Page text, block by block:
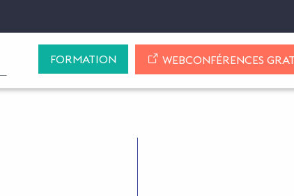
LANCER LA RECHERCHE
FORMATION WEBCONFÉRENCES